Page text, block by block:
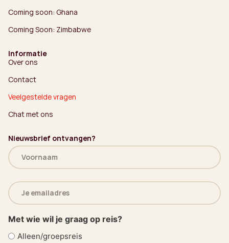
Coming soon: Ghana
Coming Soon: Zimbabwe
Informatie
Over ons
Contact
Veelgestelde vragen
Chat met ons
Nieuwsbrief ontvangen?
Naam
(Vereist)
E-
mailadres
(Vereist)
Met wie wil je graag op reis?
Alleen/groepsreis